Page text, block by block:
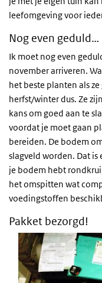
leefomgeving voor
Nog even geduld…
Ik moet nog even
november arriveren.
het beste planten als
herfst/winter dus. Ze
kans om goed aan te
voordat je moet gaan
bereiden. De bodem
slagveld worden. Dat is
je bodem hebt
het omspitten wat
voedingstoffen
Pakket bezorgd!